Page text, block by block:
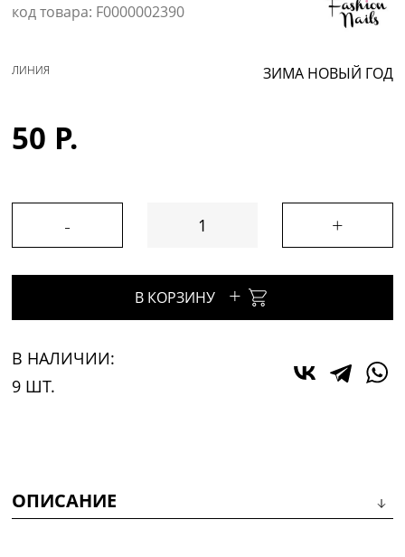
код товара: F0000002390
ЗИМА НОВЫЙ ГОД
ЛИНИЯ
50 Р.
- +
В КОРЗИНУ +
В НАЛИЧИИ:
9 ШТ.
ОПИСАНИЕ